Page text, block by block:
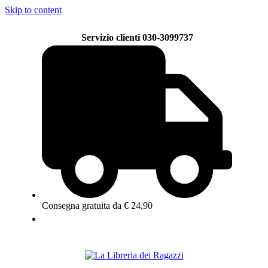
Skip to content
Servizio clienti 030-3099737
Consegna gratuita da € 24,90